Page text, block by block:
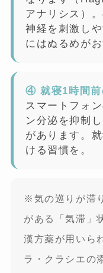
アナリシス）
神経を刺激し
にはぬるめが
④ 就寝1時間前
スマートフォ
ン分泌を抑制
があります。
ける習慣を。
※気の巡りが滞
がある「気滞」
漢方薬が用いら
ラ・クラシエの